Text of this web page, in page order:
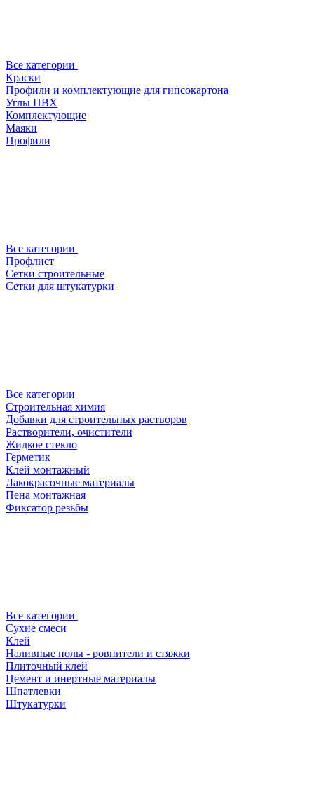
Все категории
Краски
Профили и комплектующие для гипсокартона
Углы ПВХ
Комплектующие
Маяки
Профили
Все категории
Профлист
Сетки строительные
Сетки для штукатурки
Все категории
Строительная химия
Добавки для строительных растворов
Растворители, очистители
Жидкое стекло
Герметик
Клей монтажный
Лакокрасочные материалы
Пена монтажная
Фиксатор резьбы
Все категории
Сухие смеси
Клей
Наливные полы - ровнители и стяжки
Плиточный клей
Цемент и инертные материалы
Шпатлевки
Штукатурки